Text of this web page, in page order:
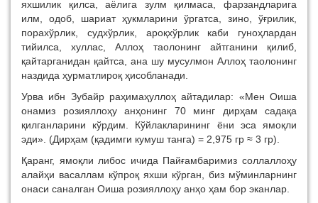
яхшилик қилса, аёлига зулм қилмаса, фарзандларига
илм, одоб, шариат ҳукмларини ўргатса, зино, ўғрилик,
порахўрлик, судхўрлик, ароқхўрлик каби гуноҳлардан
тийилса, хуллас, Аллоҳ таолонинг айтганини қилиб,
қайтарганидан қайтса, ана шу мусулмон Аллоҳ таолонинг
наздида ҳурматлироқ ҳисобланади.
Урва ибн Зубайр раҳимаҳуллоҳ айтадилар: «Мен Оиша
онамиз розияллоҳу анҳонинг 70 минг дирҳам садақа
қилганларини кўрдим. Кўйлакларининг ёни эса ямоқли
эди». (Дирҳам (қадимги кумуш танга) = 2,975 гр ≈ 3 гр).
Қаранг, ямоқли либос ичида Пайғамбаримиз соллаллоҳу
алайҳи васаллам кўпроқ яхши кўрган, биз мўминларнинг
онаси саналган Оиша розияллоҳу анҳо ҳам бор эканлар.